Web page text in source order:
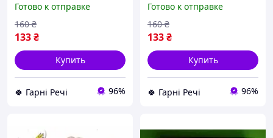
Готово к отправке
133₴
160 ₴
Купить
🍀 Гарні Речі 96%
Rich
Готово к отправке
133₴
160 ₴
Купить
🍀 Гарні Речі 96%